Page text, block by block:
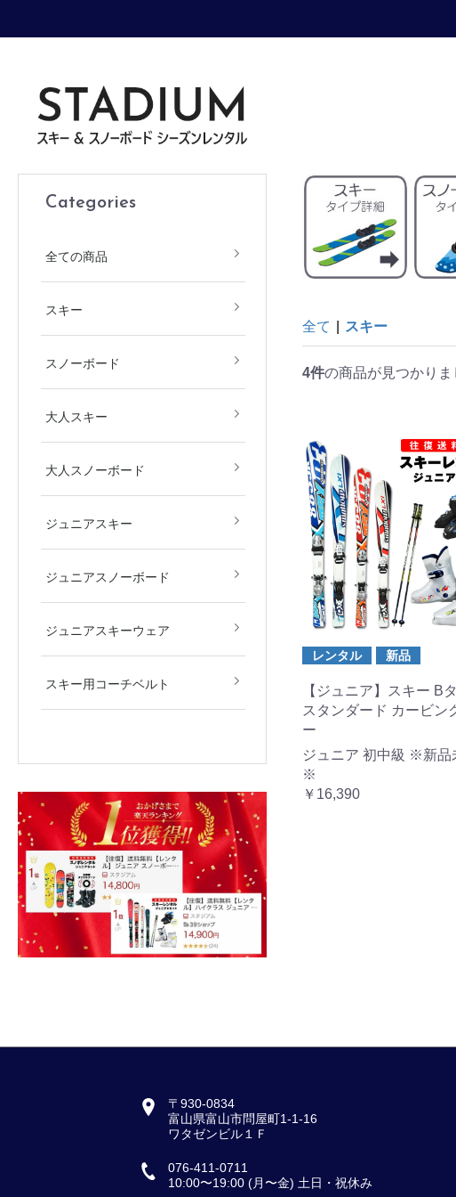
Categories
全ての商品
スキー
スノーボード
大人スキー
大人スノーボード
ジュニアスキー
ジュニアスノーボード
ジュニアスキーウェア
スキー用コーチベルト
全て スキー
4件の商品が見つかりま
レンタル 新品
【ジュニア】スキー B
スタンダード カービン
ー
ジュニア 初中級 ※新品
※
￥16,390
〒930-0834
富山県富山市問屋町1-1-16
ワタゼンビル１Ｆ
076-411-0711
10:00〜19:00 (月〜金) 土日・祝休み